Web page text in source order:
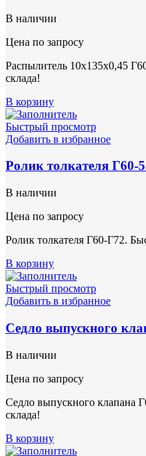
В наличии
Цена по запросу
Распылитель 10х135х0,45
склада!
В корзину
Быстрый просмотр
Добавить в избранное
Ролик толкателя Г60-
В наличии
Цена по запросу
Ролик толкателя Г60-Г72.
В корзину
Быстрый просмотр
Добавить в избранное
Седло выпускного
В наличии
Цена по запросу
Седло выпускного клапана
склада!
В корзину